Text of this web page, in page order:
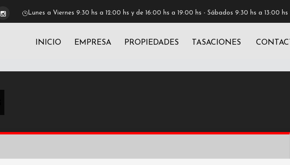
Lunes a Viernes 9:30 hs a 12:00 hs y de 16:00 hs a 19:00 hs - Sábados 9:30 hs a 13:00 hs
INICIO EMPRESA PROPIEDADES TASACIONES